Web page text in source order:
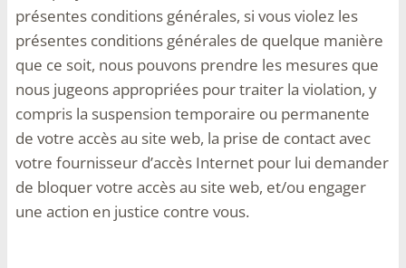
présentes conditions générales, si vous violez les
présentes conditions générales de quelque manière
que ce soit, nous pouvons prendre les mesures que
nous jugeons appropriées pour traiter la violation, y
compris la suspension temporaire ou permanente
de votre accès au site web, la prise de contact avec
votre fournisseur d’accès Internet pour lui demander
de bloquer votre accès au site web, et/ou engager
une action en justice contre vous.